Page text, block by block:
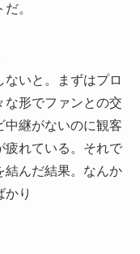
。
いと。まずはプロ
な形でファンとの交
中継がないのに観客
疲れている。それで
結んだ結果。なんか
かり